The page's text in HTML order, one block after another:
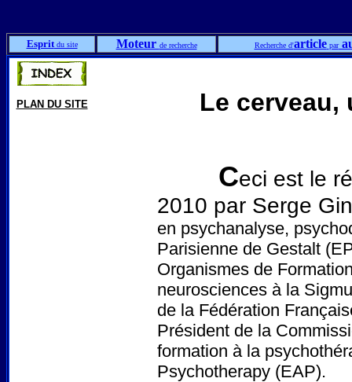
Espritdu site Moteur de recherche Recherche d'article par
PLAN DU SITE Le cerveau,
Ceci est le
2010 par Serge
en psychanalyse,
Parisienne de Gestalt
Organismes de
neurosciences à la
de la Fédération
Président de la
formation à la
Psychotherapy (EAP).